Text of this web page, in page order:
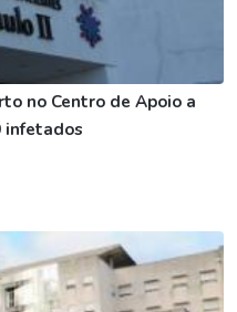
no Centro de Apoio a
infetados